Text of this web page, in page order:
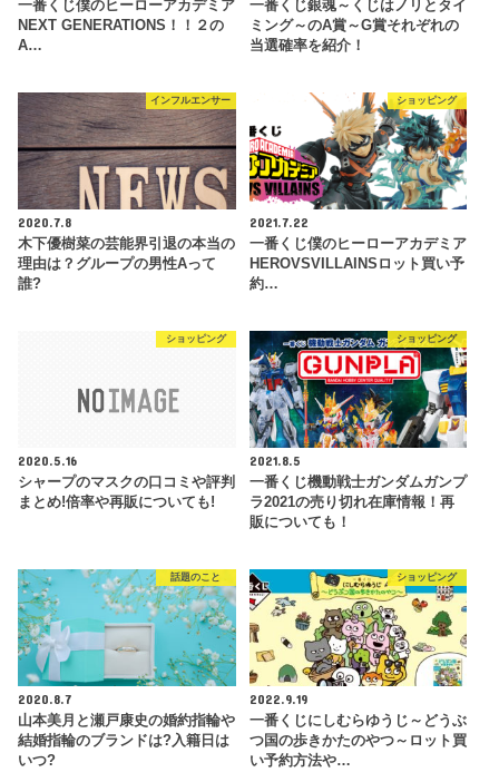
一番くじ僕のヒーローアカデミア
NEXT GENERATIONS！！２の
A…
一番くじ銀魂～くじはノリとタイ
ミング～のA賞～G賞それぞれの
当選確率を紹介！
インフルエンサー
2020.7.8
木下優樹菜の芸能界引退の本当の
理由は？グループの男性Aって
誰?
ショッピング
2021.7.22
一番くじ僕のヒーローアカデミア
HEROVSVILLAINSロット買い予
約…
ショッピング
2020.5.16
シャープのマスクの口コミや評判
まとめ!倍率や再販についても!
ショッピング
2021.8.5
一番くじ機動戦士ガンダムガンプ
ラ2021の売り切れ在庫情報！再
販についても！
話題のこと
2020.8.7
山本美月と瀬戸康史の婚約指輪や
結婚指輪のブランドは?入籍日は
いつ?
ショッピング
2022.9.19
一番くじにしむらゆうじ～どうぶ
つ国の歩きかたのやつ～ロット買
い予約方法や…